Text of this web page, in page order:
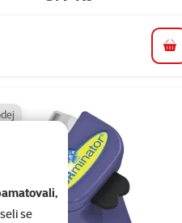
se